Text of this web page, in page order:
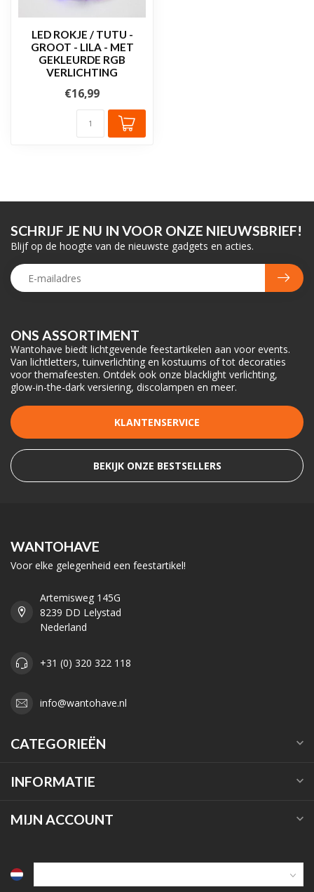
LED ROKJE / TUTU -
GROOT - LILA - MET
GEKLEURDE RGB
VERLICHTING
€16,99
ONS ASSORTIMENT
Wantohave biedt lichtgevende feestartikelen aan voor events.
Van lichtletters, tuinverlichting en kostuums of tot decoraties
voor themafeesten. Ontdek ook onze blacklight verlichting,
glow-in-the-dark versiering, discolampen en meer.
KLANTENSERVICE
BEKIJK ONZE BESTSELLERS
SCHRIJF JE NU IN VOOR ONZE NIEUWSBRIEF!
Blijf op de hoogte van de nieuwste gadgets en acties.
WANTOHAVE
Voor elke gelegenheid een feestartikel!
Artemisweg 145G
8239 DD Lelystad
Nederland
+31 (0) 320 322 118
info@wantohave.nl
CATEGORIEËN
INFORMATIE
MIJN ACCOUNT